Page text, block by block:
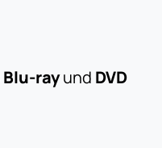
Blu-rayund DVD